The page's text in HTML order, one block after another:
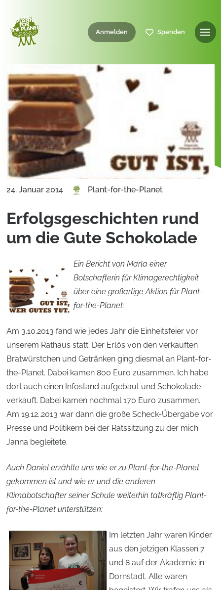
Anmelden Spenden
24. Januar 2014 Plant-for-the-Planet
Erfolgsgeschichten rund
um die Gute Schokolade
Ein Bericht von Marla einer
Botschafterin für Klimagerechtigkeit
über eine großartige Aktion für Plant-
for-the-Planet:
Am 3.10.2013 fand wie jedes Jahr die Einheitsfeier vor
unserem Rathaus statt. Der Erlös von den verkauften
Bratwürstchen und Getränken ging diesmal an Plant-for-
the-Planet. Dabei kamen 800 Euro zusammen. Ich habe
dort auch einen Infostand aufgebaut und Schokolade
verkauft. Dabei kamen nochmal 170 Euro zusammen.
Am 19.12..2013 war dann die große Scheck-Übergabe vor
Presse und Politikern bei der Ratssitzung zu der mich
Janna begleitete.
Auch Daniel erzählte uns wie er zu Plant-for-the-Planet
gekommen ist und wie er und die anderen
Klimabotschafter seiner Schule weiterhin tatkräftig Plant-
for-the-Planet unterstützen:
Im letzten Jahr waren Kinder
aus den jetzigen Klassen 7
und 8 auf der Akademie in
Dornstadt. Alle waren